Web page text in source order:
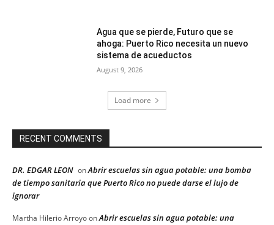
Agua que se pierde, Futuro que se
ahoga: Puerto Rico necesita un nuevo
sistema de acueductos
August 9, 2026
Load more
RECENT COMMENTS
DR. EDGAR LEON onAbrir escuelas sin agua potable: una bomba
de tiempo sanitaria que Puerto Rico no puede darse el lujo de
ignorar
Martha Hilerio ArroyoonAbrir escuelas sin agua potable: una